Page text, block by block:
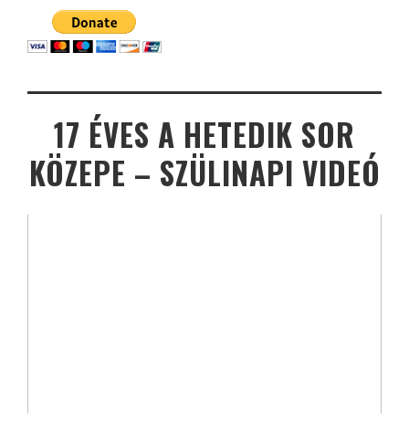
17 ÉVES A HETEDIK SOR
KÖZEPE – SZÜLINAPI VIDEÓ